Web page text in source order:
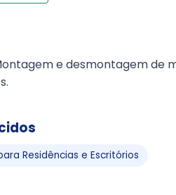
e desmontagem
Residências e Escritórios